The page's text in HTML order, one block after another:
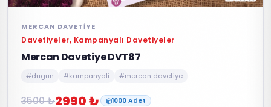
MERCAN DAVETIYE
Davetiyeler, Kampanyalı Davetiyeler
Mercan Davetiye DVT87
#dugun #kampanyali #mercan davetiye
3500 ₺2990 ₺ 1000 Adet